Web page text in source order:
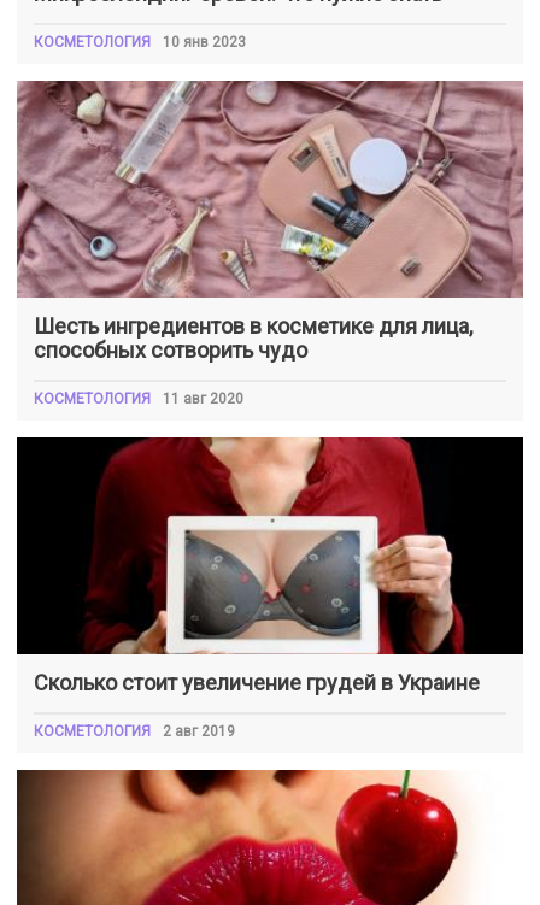
КОСМЕТОЛОГИЯ 10 янв 2023
Шесть ингредиентов в косметике для лица,
способных сотворить чудо
КОСМЕТОЛОГИЯ 11 авг 2020
Сколько стоит увеличение грудей в Украине
КОСМЕТОЛОГИЯ 2 авг 2019